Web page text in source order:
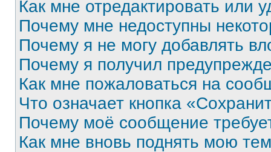
Как мне отредактировать или
Почему мне недоступны
Почему я не могу добавлять
Почему я получил
Как мне пожаловаться на
Что означает кнопка
Почему моё сообщение
Как мне вновь поднять мою